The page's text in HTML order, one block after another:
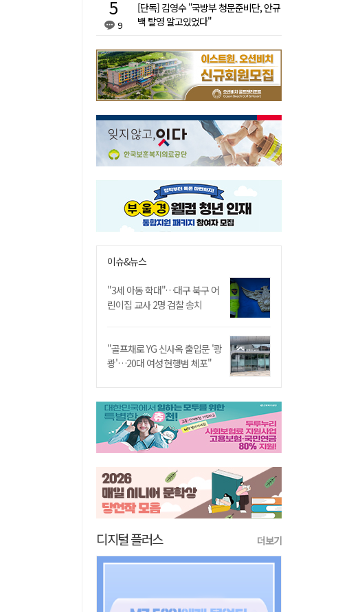
9
[단독] 김영수 "국방부 청문준비단, 안규
백 탈영 알고있었다"
이슈&뉴스
"3세 아동 학대"…대구 북구 어
린이집 교사 2명 검찰 송치
"골프채로 YG 신사옥 출입문 '쾅
쾅'…20대 여성 현행범 체포"
디지털 플러스 더보기